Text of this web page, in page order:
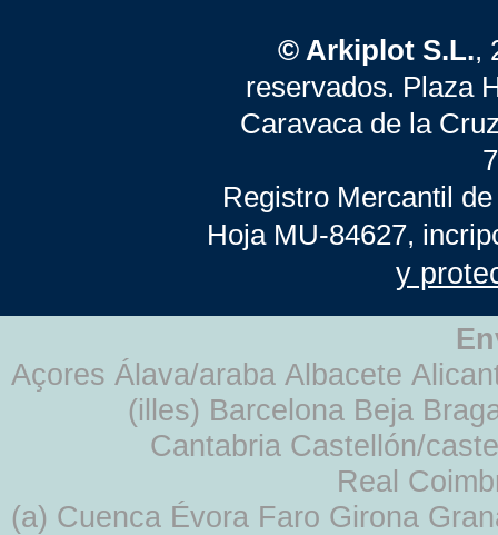
© Arkiplot S.L.,
reservados. Plaza
Caravaca de la
Registro Mercantil
Hoja MU-84627,
y
Açores Álava/araba Albacete
(illes) Barcelona Beja
Cantabria Castellón/
Real
(a) Cuenca Évora Faro Girona